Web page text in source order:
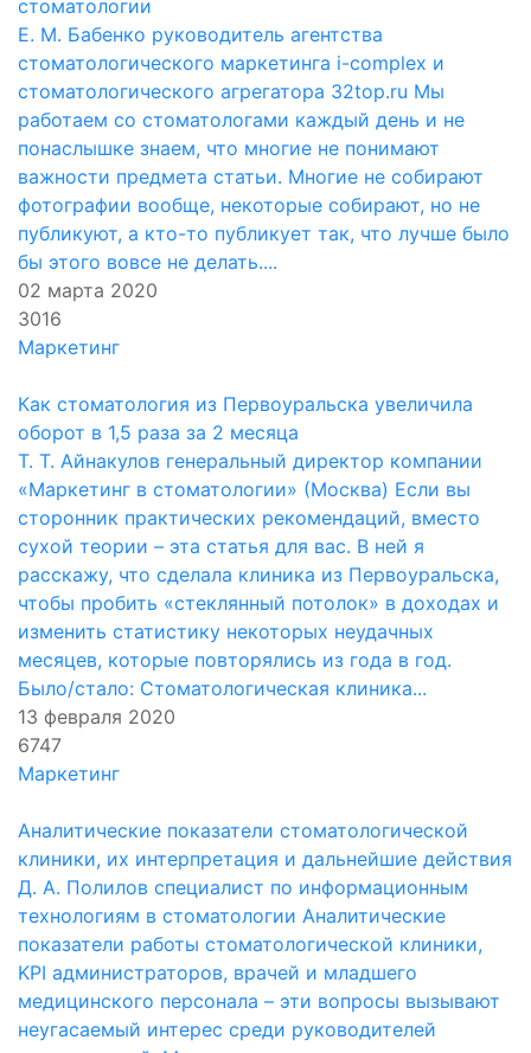
стоматологии
Е. М. Бабенко руководитель агентства
стоматологического маркетинга i-complex и
стоматологического агрегатора 32top.ru Мы
работаем со стоматологами каждый день и не
понаслышке знаем, что многие не понимают
важности предмета статьи. Многие не собирают
фотографии вообще, некоторые собирают, но не
публикуют, а кто-то публикует так, что лучше было
бы этого вовсе не делать....
02 марта 2020
3016
Маркетинг
Как стоматология из Первоуральска увеличила
оборот в 1,5 раза за 2 месяца
Т. Т. Айнакулов генеральный директор компании
«Маркетинг в стоматологии» (Москва) Если вы
сторонник практических рекомендаций, вместо
сухой теории – эта статья для вас. В ней я
расскажу, что сделала клиника из Первоуральска,
чтобы пробить «стеклянный потолок» в доходах и
изменить статистику некоторых неудачных
месяцев, которые повторялись из года в год.
Было/стало: Стоматологическая клиника...
13 февраля 2020
6747
Маркетинг
Аналитические показатели стоматологической
клиники, их интерпретация и дальнейшие действия
Д. А. Полилов специалист по информационным
технологиям в стоматологии Аналитические
показатели работы стоматологической клиники,
KPI администраторов, врачей и младшего
медицинского персонала – эти вопросы вызывают
неугасаемый интерес среди руководителей